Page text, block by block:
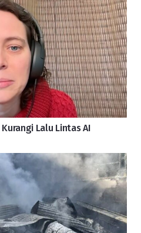
Lalu Lintas AI